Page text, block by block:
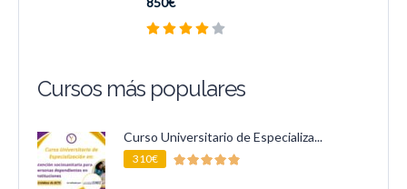
Cursos más populares
Curso Universitario de Especializa...
310€